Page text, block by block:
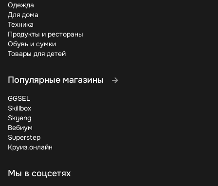
Одежда
Для дома
Техника
Продукты и рестораны
Обувь и сумки
Товары для детей
Популярные магазины
GGSEL
Skillbox
Skyeng
Вебиум
Superstep
Круиз.онлайн
Мы в соцсетях